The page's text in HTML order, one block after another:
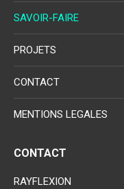
SAVOIR-FAIRE
PROJETS
CONTACT
MENTIONS LEGALES
CONTACT
RAYFLEXION